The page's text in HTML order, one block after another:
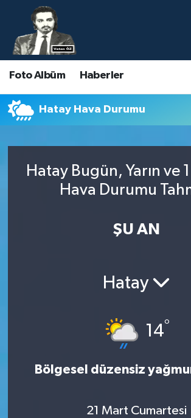
Foto Albüm Haberler
Hatay Hava Durumu
Hatay Bugün, Yarın ve
Hava Durumu
ŞU AN
Hatay
14°
Bölgesel düzensiz
21 Mart Cumartesi
Nöbetçi Eczaneler
Hava Durumu
Namaz Vakitleri
Süper Lig Puan Durumu ve Fikstür
Son Dakika Haberleri